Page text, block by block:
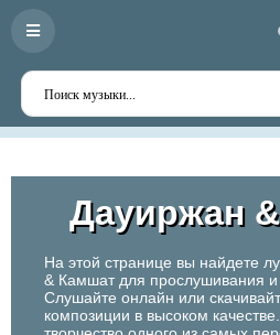
Дауиржан
На этой странице вы найдете
& Камшат для прослушивания и
Слушайте онлайн или
композиции в высоком